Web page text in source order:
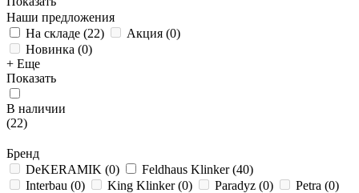
Наши предложения
На складе (22) Акция (0)
Новинка (0)
+ Еще
Показать
В наличии
(22)
Бренд
DeKERAMIK (0) Feldhaus Klinker(40)
Interbau (0) King Klinker(0) Paradyz (0) Petra (0)